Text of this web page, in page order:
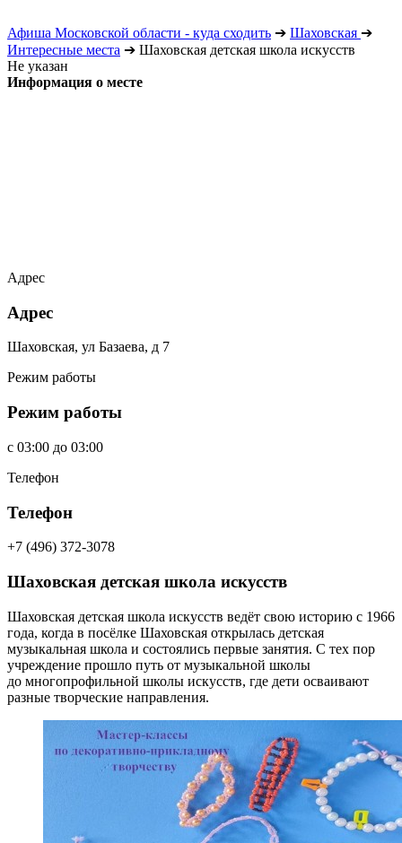
Афиша Московской области - куда сходить ➔ Шаховская ➔
Интересные места ➔ Шаховская детская школа искусств
Не указан
Информация о месте
Адрес
Адрес
Шаховская, ул Базаева, д 7
Режим работы
Режим работы
c 03:00 до 03:00
Телефон
Телефон
+7 (496) 372-3078
Шаховская детская школа искусств
Шаховская детская школа искусств ведёт свою историю с 1966
года, когда в посёлке Шаховская открылась детская
музыкальная школа и состоялись первые занятия. С тех пор
учреждение прошло путь от музыкальной школы
до многопрофильной школы искусств, где дети осваивают
разные творческие направления.